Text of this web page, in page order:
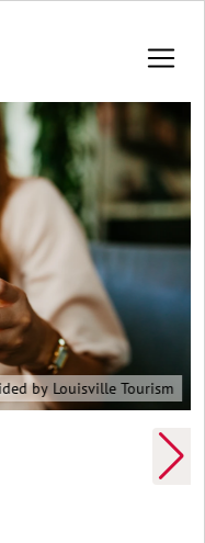
by Louisville Tourism